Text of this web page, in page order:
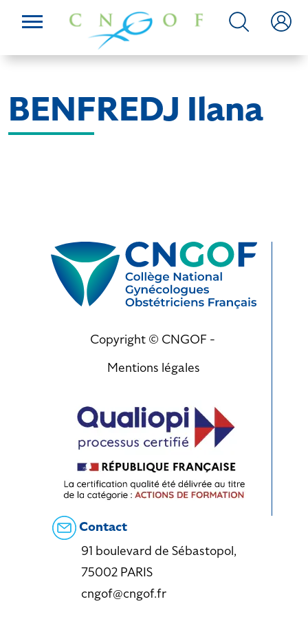
BENFREDJ Ilana
Copyright © CNGOF -
Mentions légales
Contact
91 boulevard de Sébastopol,
75002 PARIS
cngof@cngof.fr